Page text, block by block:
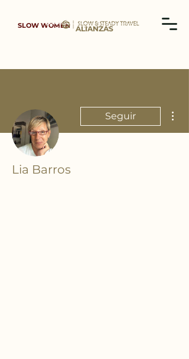
SLOW WOMEN ALIANZAS
Seguir
Lia Barros